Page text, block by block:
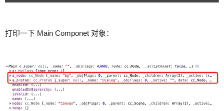
打印一下 Main Componet 对象：